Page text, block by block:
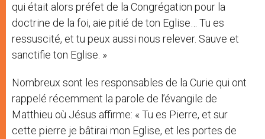
qui était alors préfet de la Congrégation pour la
doctrine de la foi, aie pitié de ton Eglise… Tu es
ressuscité, et tu peux aussi nous relever. Sauve et
sanctifie ton Eglise. »
Nombreux sont les responsables de la Curie qui ont
rappelé récemment la parole de l’évangile de
Matthieu où Jésus affirme: « Tu es Pierre, et sur
cette pierre je bâtirai mon Eglise, et les portes de